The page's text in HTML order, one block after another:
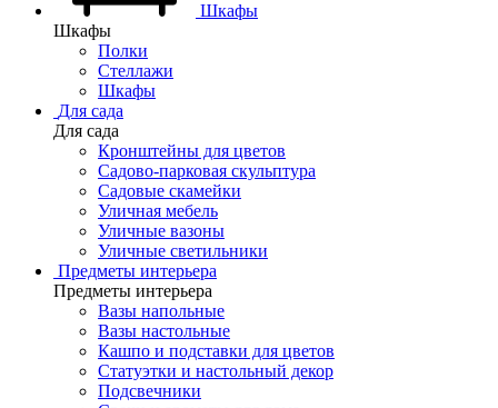
Шкафы
Шкафы
Полки
Стеллажи
Шкафы
Для сада
Для сада
Кронштейны для цветов
Садово-парковая скульптура
Садовые скамейки
Уличная мебель
Уличные вазоны
Уличные светильники
Предметы интерьера
Предметы интерьера
Вазы напольные
Вазы настольные
Кашпо и подставки для цветов
Статуэтки и настольный декор
Подсвечники